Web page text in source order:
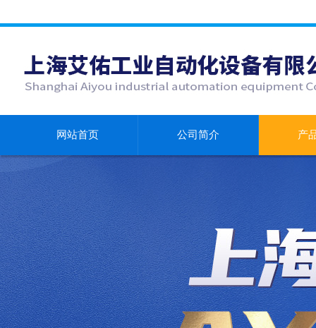
网站首页 公司简介 产